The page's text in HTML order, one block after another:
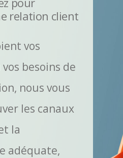
relation client
vos
besoins de
nous vous
les canaux
la
adéquate,